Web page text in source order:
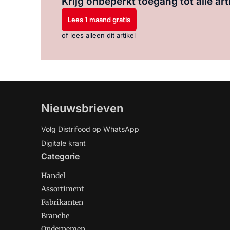
Lees 1 maand gratis
of lees alleen dit artikel
Nieuwsbrieven
Volg Distrifood op WhatsApp
Digitale krant
Categorie
Handel
Assortiment
Fabrikanten
Branche